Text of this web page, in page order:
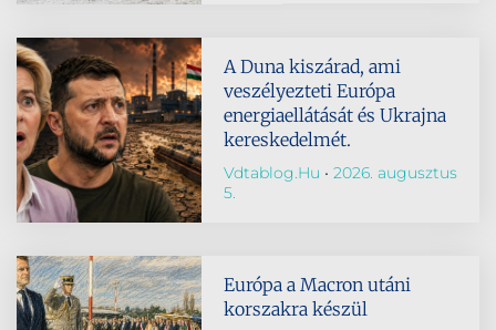
A Duna kiszárad, ami
veszélyezteti Európa
energiaellátását és Ukrajna
kereskedelmét.
Vdtablog.hu
2026. augusztus
5.
Európa a Macron utáni
korszakra készül